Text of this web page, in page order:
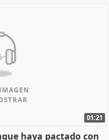
01:21
haya pactado con